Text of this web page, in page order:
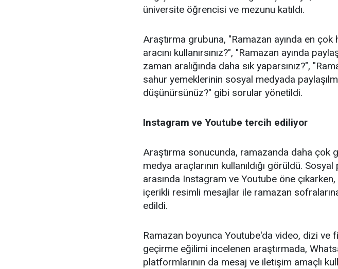
üniversite öğrencisi ve mezunu katıldı.
Araştırma grubuna, "Ramazan ayında en
aracını kullanırsınız?", "Ramazan ayında
zaman aralığında daha sık yaparsınız?",
sahur yemeklerinin sosyal medyada
düşünürsünüz?" gibi sorular yönetildi.
Instagram ve Youtube tercih ediliyor
Araştırma sonucunda, ramazanda daha çok
medya araçlarının kullanıldığı görüldü.
arasında Instagram ve Youtube öne
içerikli resimli mesajlar ile ramazan
edildi.
Ramazan boyunca Youtube'da video, dizi ve
geçirme eğilimi incelenen araştırmada,
platformlarının da mesaj ve iletişim amaçlı